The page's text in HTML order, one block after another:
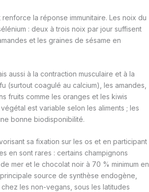
la réponse immunitaire. Les noix du
: deux à trois noix par jour suffisent
et les graines de sésame en
aussi à la contraction musculaire et à la
(surtout coagulé au calcium), les amandes,
fruits comme les oranges et les kiwis
est variable selon les aliments ; les
bonne biodisponibilité.
sa fixation sur les os et en participant
en sont rares : certains champignons
mer et le chocolat noir à 70 % minimum en
source de synthèse endogène,
les non-vegans, sous les latitudes